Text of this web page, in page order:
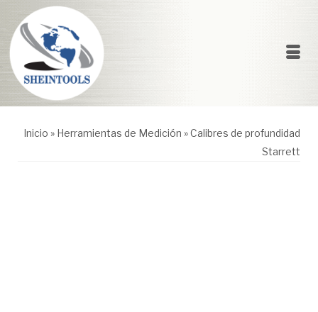
Inicio » Herramientas de Medición »Calibres de profundidad
Starrett